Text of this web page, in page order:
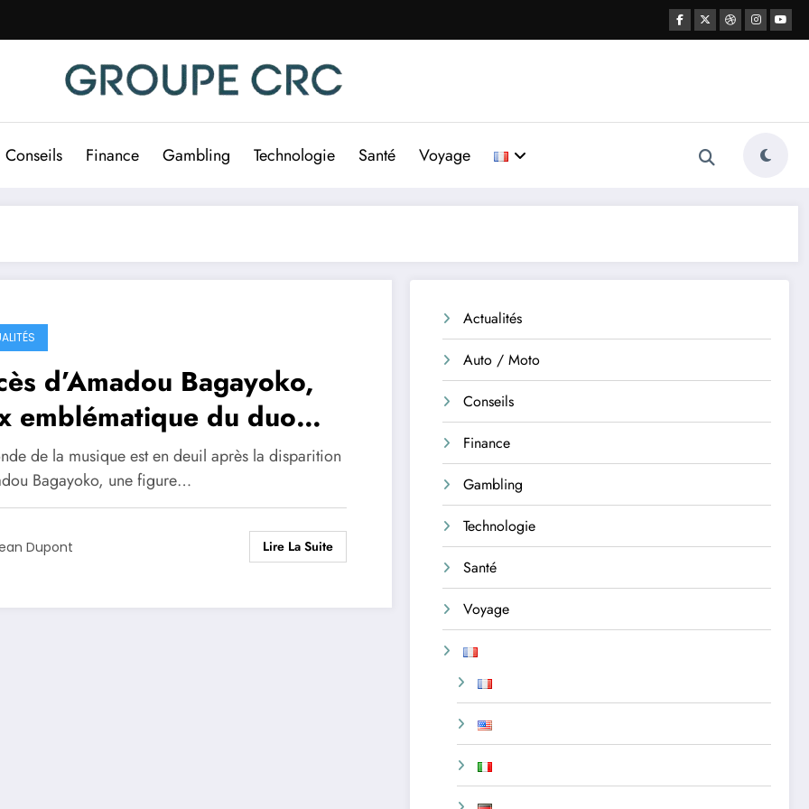
Conseils Finance Gambling Technologie Santé Voyage
d’Amadou Bagayoko,
emblématique du duo
Amadou et Mariam
de la musique est en deuil après la disparition
Bagayoko, une figure…
Dupont Lire La Suite
Actualités
Auto / Moto
Conseils
Finance
Gambling
Technologie
Santé
Voyage